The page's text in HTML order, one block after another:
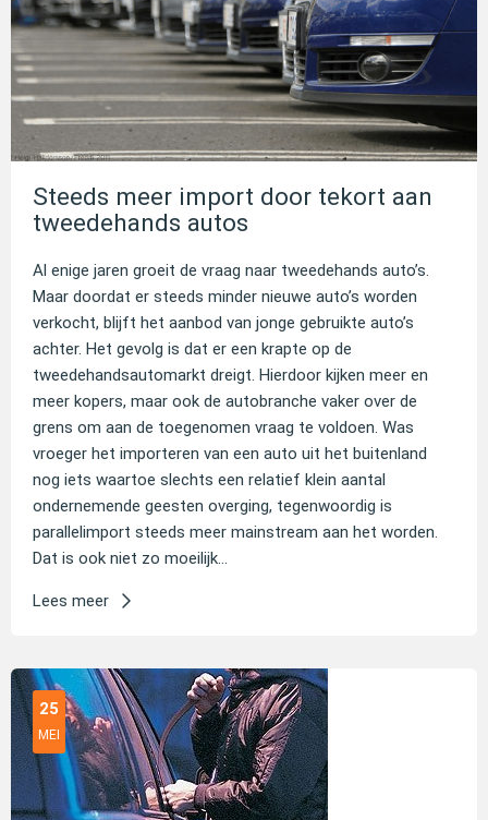
Steeds meer import door tekort aan
tweedehands autos
Al enige jaren groeit de vraag naar tweedehands auto’s.
Maar doordat er steeds minder nieuwe auto’s worden
verkocht, blijft het aanbod van jonge gebruikte auto’s
achter. Het gevolg is dat er een krapte op de
tweedehandsautomarkt dreigt. Hierdoor kijken meer en
meer kopers, maar ook de autobranche vaker over de
grens om aan de toegenomen vraag te voldoen. Was
vroeger het importeren van een auto uit het buitenland
nog iets waartoe slechts een relatief klein aantal
ondernemende geesten overging, tegenwoordig is
parallelimport steeds meer mainstream aan het worden.
Dat is ook niet zo moeilijk...
Lees meer
25
MEI